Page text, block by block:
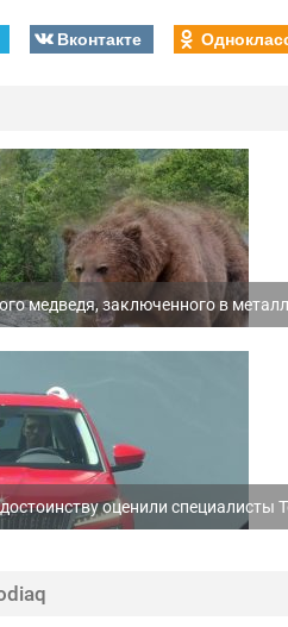
Вконтакте
медведя, заключенного в металл
оценили специалисты